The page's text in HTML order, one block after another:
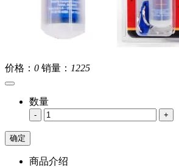
价格： 0 销量： 1225
数量
- +
商品介绍